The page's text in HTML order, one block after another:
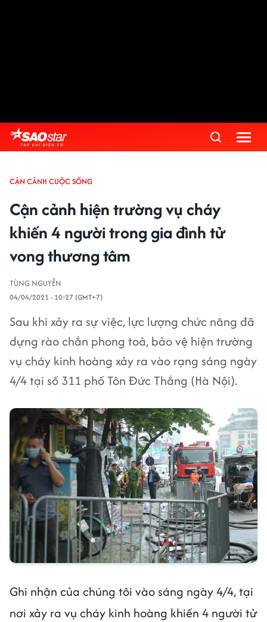
CẬN CẢNH CUỘC SỐNG
Cận cảnh hiện trường vụ cháy
khiến 4 người trong gia đình tử
vong thương tâm
TÙNG NGUYỄN
04/04/2021 - 10:27 (GMT+7)
Sau khi xảy ra sự việc, lực lượng chức năng đã
dựng rào chắn phong toả, bảo vệ hiện trường
vụ cháy kinh hoàng xảy ra vào rạng sáng ngày
4/4 tại số 311 phố Tôn Đức Thắng (Hà Nội).
Ghi nhận của chúng tôi vào sáng ngày 4/4, tại
nơi xảy ra vụ cháy kinh hoàng khiến 4 người tử